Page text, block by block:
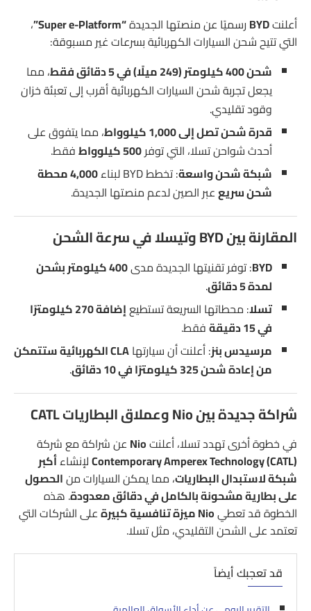
أعلنتBYD رسميًا عن منصتها الجديدة“Super e-Platform”
،
التي تتيح شحن السيارات الكهربائية بسرعات غير مسبوقة:
شحن 400 كيلومتر (249 ميلًا) في 5 دقائق فقط
، مما
يجعل تجربة شحن السيارات الكهربائية أقرب إلى تعبئة خزان
وقود تقليدي.
قدرة شحن تصل إلى 1,000 كيلوواط
، مما يتفوق على
أحدث شواحن تسلا، التي توفر500 كيلوواط
فقط.
شبكة شحن واسعة: تخطط BYD لبناء
4,000 محطة
شحن سريععبر الصين لدعم منصتها الجديدة.
المقارنة بين BYD وتيسلا في سرعة الشحن
BYD: توفر تقنيتها الجديدة مدى
400 كيلومتر بشحن
لمدة 5 دقائق
.
تسلا: محطاتها السريعة تستطيع
إضافة 270 كيلومترًا
في 15 دقيقة
فقط.
مرسيدس بنز: أعلنت أن سيارتها
CLA الكهربائية ستتمكن
من إعادة شحن 325 كيلومترًا في 10 دقائق
.
شراكة جديدة بين Nio وعملاق البطاريات CATL
في خطوة أخرى تهدد تسلا، أعلنتNio عن شراكة مع شركة
Contemporary Amperex Technology (CATL)لإنشاءأكبر
شبكة لاستبدال البطاريات، مما يمكن السيارات منالحصول
على بطارية مشحونة بالكامل في دقائق معدودة. هذه
الخطوة قد تعطيNio ميزة تنافسية كبيرة
على الشركات التي
تعتمد على الشحن التقليدي، مثل تسلا.
قد تعجبك أيضاً